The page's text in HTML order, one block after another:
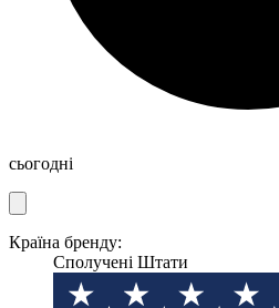
сьогодні
Країна бренду:
Сполучені Штати